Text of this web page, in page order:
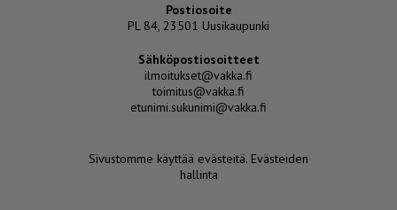
Postiosoite
PL 84, 23501 Uusikaupunki
Sähköpostiosoitteet
ilmoitukset@vakka.fi
toimitus@vakka.fi
etunimi.sukunimi@vakka.fi
Sivustomme käyttää evästeitä. Evästeiden
hallinta